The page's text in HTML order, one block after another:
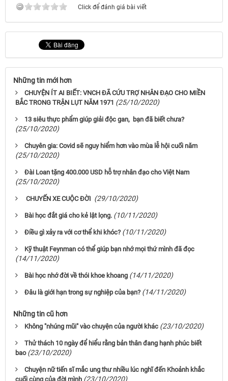
Click để đánh giá bài viết
Những tin mới hơn
CHUYỆN ÍT AI BIẾT: VNCH ĐÃ CỨU TRỢ NHÂN ĐẠO CHO MIỀN
BẮC TRONG TRẬN LỤT NĂM 1971 (25/10/2020)
13 siêu thực phẩm giúp giải độc gan, bạn đã biết chưa?
(25/10/2020)
Chuyên gia: Covid sẽ nguy hiểm hơn vào mùa lễ hội cuối năm
(25/10/2020)
Đài Loan tặng 400.000 USD hỗ trợ nhân đạo cho Việt Nam
(25/10/2020)
CHUYẾN XE CUỘC ĐỜI (29/10/2020)
Bài học đắt giá cho kẻ lật lọng. (10/11/2020)
Điều gì xảy ra với cơ thể khi khóc? (10/11/2020)
Kỹ thuật Feynman có thể giúp bạn nhớ mọi thứ mình đã đọc
(14/11/2020)
Bài học nhớ đời về thói khoe khoang (14/11/2020)
Đâu là giới hạn trong sự nghiệp của bạn? (14/11/2020)
Những tin cũ hơn
Không "nhúng mũi" vào chuyện của người khác (23/10/2020)
Thử thách 10 ngày để hiểu rằng bản thân đang hạnh phúc biết
bao (23/10/2020)
Chuyện nữ tiến sĩ mắc ung thư nhiều lúc nghĩ đến Khoảnh khắc
cuối cùng của đời mình (23/10/2020)